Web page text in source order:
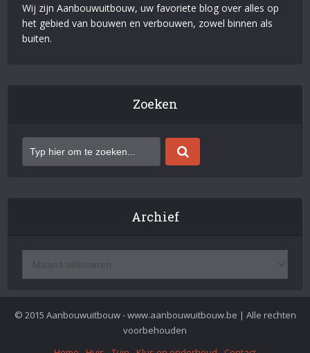
Wij zijn Aanbouwuitbouw, uw favoriete blog over alles op
het gebied van bouwen en verbouwen, zowel binnen als
buiten.
Zoeken
Archief
© 2015 Aanbouwuitbouw - www.aanbouwuitbouw.be | Alle rechten
voorbehouden